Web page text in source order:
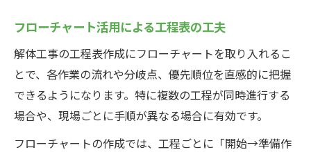
フローチャート活用による工程表の工夫
解体工事の工程表作成にフローチャートを取り入れるこ
とで、各作業の流れや分岐点、優先順位を直感的に把握
できるようになります。特に複数の工程が同時進行する
場合や、現場ごとに手順が異なる場合に有効です。
フローチャートの作成では、工程ごとに「開始→準備作